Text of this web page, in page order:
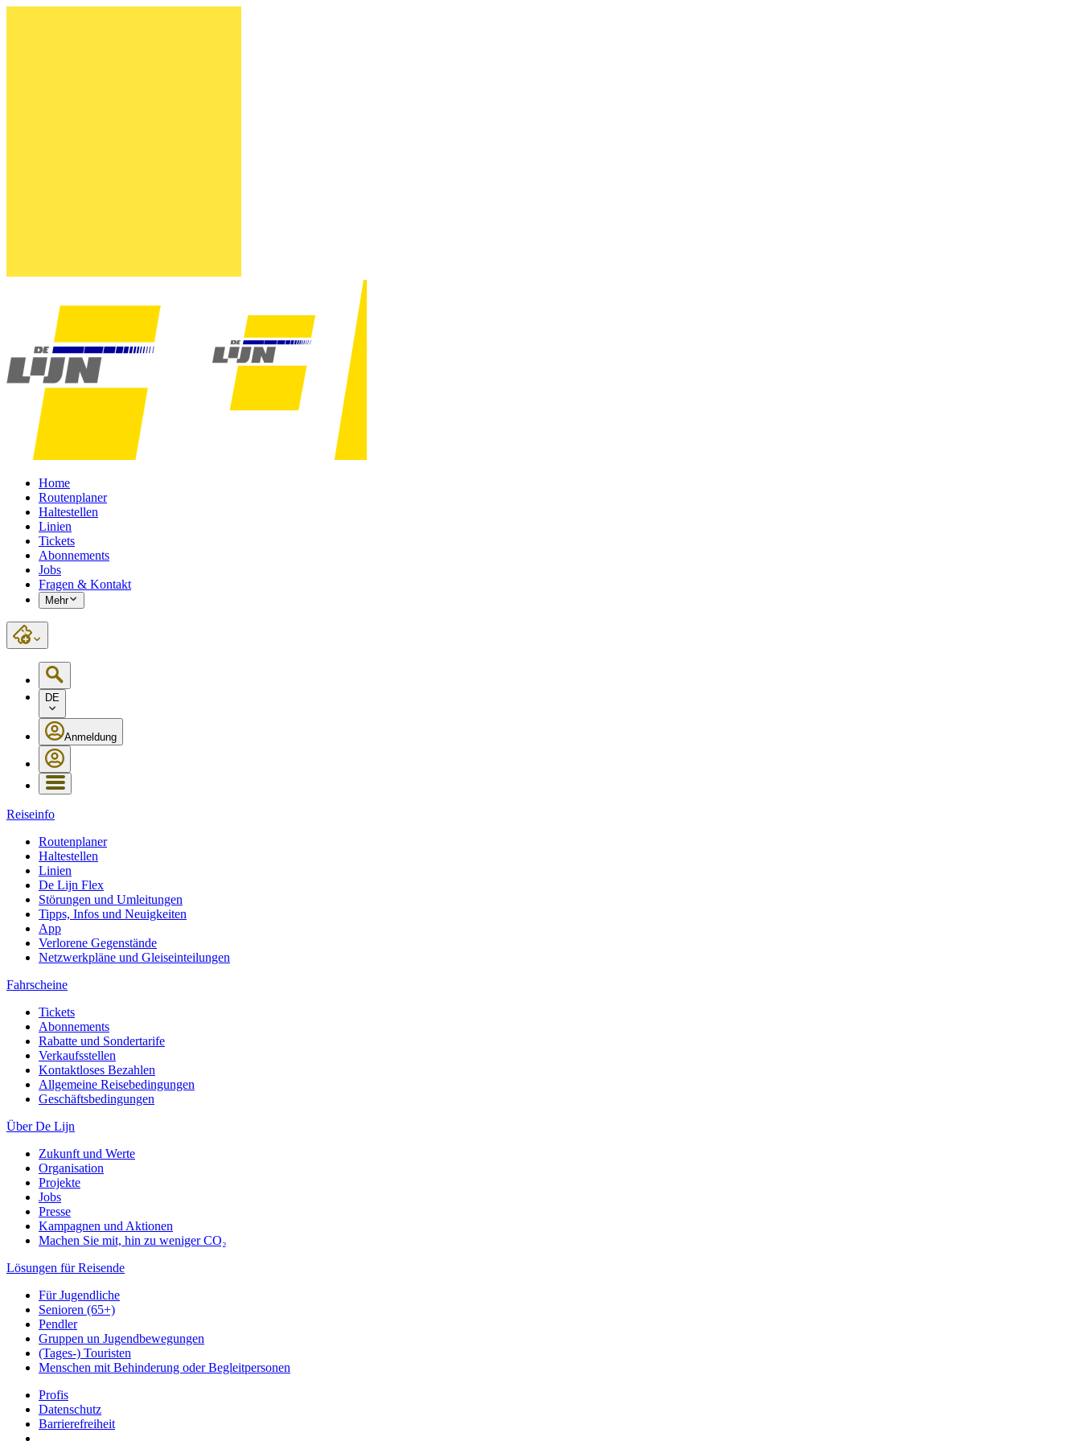
Home
Routenplaner
Haltestellen
Linien
Tickets
Abonnements
Jobs
Fragen & Kontakt
Mehr
DE
Anmeldung
Reiseinfo
Routenplaner
Haltestellen
Linien
De Lijn Flex
Störungen und Umleitungen
Tipps, Infos und Neuigkeiten
App
Verlorene Gegenstände
Netzwerkpläne und Gleiseinteilungen
Fahrscheine
Tickets
Abonnements
Rabatte und Sondertarife
Verkaufsstellen
Kontaktloses Bezahlen
Allgemeine Reisebedingungen
Geschäftsbedingungen
Über De Lijn
Zukunft und Werte
Organisation
Projekte
Jobs
Presse
Kampagnen und Aktionen
Machen Sie mit, hin zu weniger CO₂
Lösungen für Reisende
Für Jugendliche
Senioren (65+)
Pendler
Gruppen un Jugendbewegungen
(Tages-) Touristen
Menschen mit Behinderung oder Begleitpersonen
Profis
Datenschutz
Barrierefreiheit